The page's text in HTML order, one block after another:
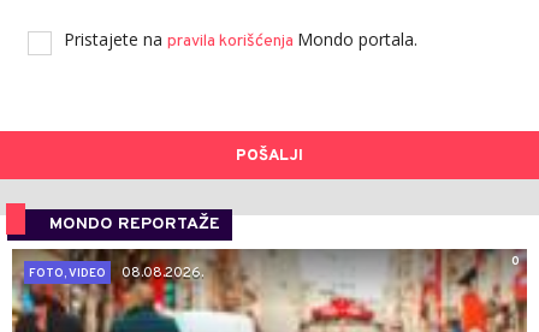
Pristajete na pravila korišćenja Mondo portala.
POŠALJI
MONDO REPORTAŽE
0
FOTO, VIDEO
08.08.2026.